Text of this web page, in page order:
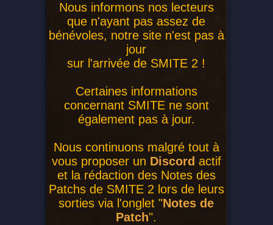
Nous informons nos lecteurs
que n'ayant pas assez de
bénévoles, notre site n'est pas à
jour
sur l'arrivée de SMITE 2 !
Certaines informations
concernant SMITE ne sont
également pas à jour.
Nous continuons malgré tout à
vous proposer un Discord actif
et la rédaction des Notes des
Patchs de SMITE 2 lors de leurs
sorties via l'onglet "Notes de
Patch".